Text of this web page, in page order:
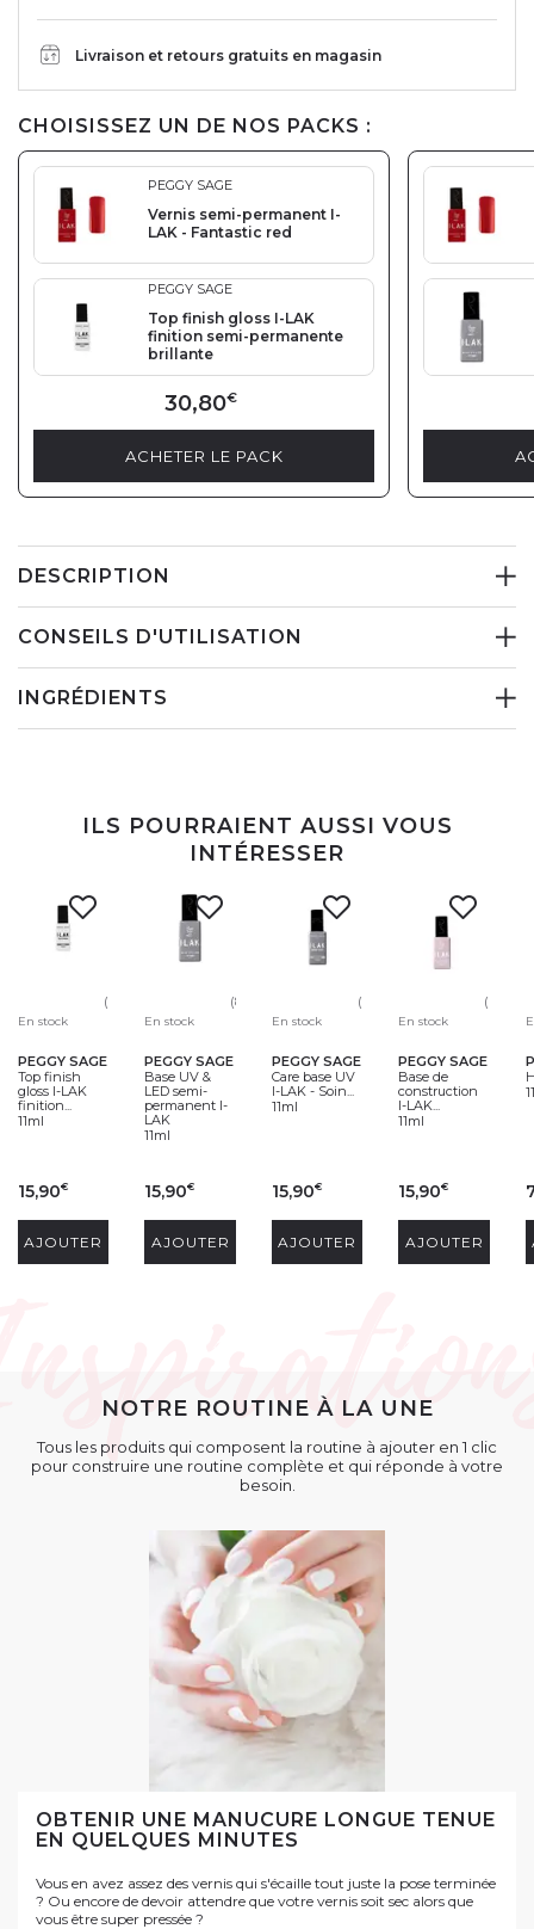
Livraison et retours gratuits en magasin
CHOISISSEZ UN DE NOS PACKS :
PEGGY SAGE
Vernis semi-permanent I-
LAK - Fantastic red
PEGGY SAGE
Top finish gloss I-LAK
finition semi-permanente
brillante
30,80€
ACHETER LE PACK
DESCRIPTION
CONSEILS D'UTILISATION
INGRÉDIENTS
ILS POURRAIENT AUSSI VOUS
INTÉRESSER
(99)
En stock
PEGGY SAGE
Top finish
gloss I-LAK
finition...
11ml
15,90€
AJOUTER
(80)
En stock
PEGGY SAGE
Base UV &
LED semi-
permanent I-
LAK
11ml
15,90€
AJOUTER
(10)
En stock
PEGGY SAGE
Care base UV
I-LAK - Soin...
11ml
15,90€
AJOUTER
(66)
En stock
PEGGY SAGE
Base de
construction
I-LAK...
11ml
15,90€
AJOUTER
NOTRE ROUTINE À LA UNE
Tous les produits qui composent la routine à ajouter en 1 clic
pour construire une routine complète et qui réponde à votre
besoin.
OBTENIR UNE MANUCURE LONGUE TENUE
EN QUELQUES MINUTES
Vous en avez assez des vernis qui s'écaille tout juste la pose terminée
? Ou encore de devoir attendre que votre vernis soit sec alors que
vous être super pressée ?